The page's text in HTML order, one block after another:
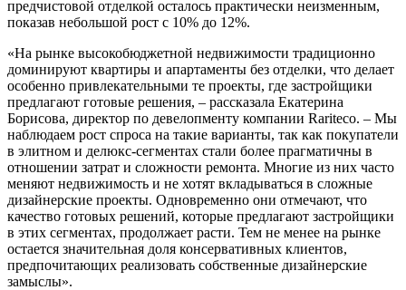
предчистовой отделкой осталось практически неизменным,
показав небольшой рост с 10% до 12%.
«На рынке высокобюджетной недвижимости традиционно
доминируют квартиры и апартаменты без отделки, что делает
особенно привлекательными те проекты, где застройщики
предлагают готовые решения, – рассказала Екатерина
Борисова, директор по девелопменту компании Rariteco. – Мы
наблюдаем рост спроса на такие варианты, так как покупатели
в элитном и делюкс-сегментах стали более прагматичны в
отношении затрат и сложности ремонта. Многие из них часто
меняют недвижимость и не хотят вкладываться в сложные
дизайнерские проекты. Одновременно они отмечают, что
качество готовых решений, которые предлагают застройщики
в этих сегментах, продолжает расти. Тем не менее на рынке
остается значительная доля консервативных клиентов,
предпочитающих реализовать собственные дизайнерские
замыслы».